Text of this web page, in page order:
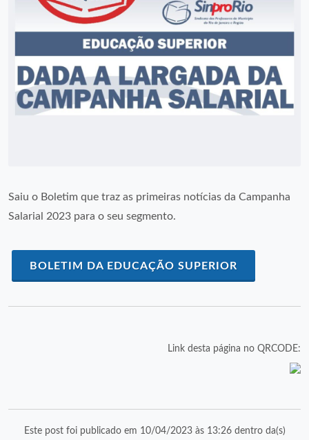
Saiu o Boletim que traz as primeiras notícias da Campanha
Salarial 2023 para o seu segmento.
BOLETIM DA EDUCAÇÃO SUPERIOR
Link desta página no QRCODE:
Este post foi publicado em 10/04/2023 às 13:26 dentro da(s)